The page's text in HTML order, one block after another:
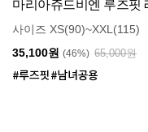
마리아쥬드비엔 루즈핏
사이즈 XS(90)~XXL(115)
35,100원 (46%) 65,000원